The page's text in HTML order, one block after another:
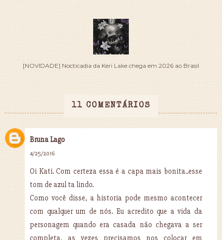
[NOVIDADE] Nocticadia da Keri Lake chega em 2026 ao Brasil
11 COMENTÁRIOS
Bruna Lago
4/25/2016
Oi Kati. Com certeza essa é a capa mais bonita..esse
tom de azul ta lindo.
Como você disse, a historia pode mesmo acontecer
com qualquer um de nós. Eu acredito que a vida da
personagem quando era casada não chegava a ser
completa, as vezes precisamos nos colocar em